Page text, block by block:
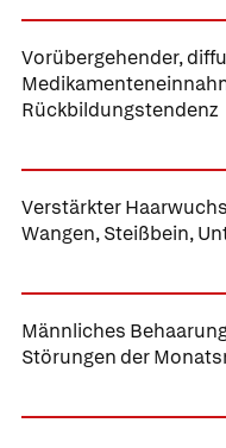
Vorübergehender,
Rückbildungstendenz
Verstärkter
Wangen, Steißbein,
Männliches
Störungen der